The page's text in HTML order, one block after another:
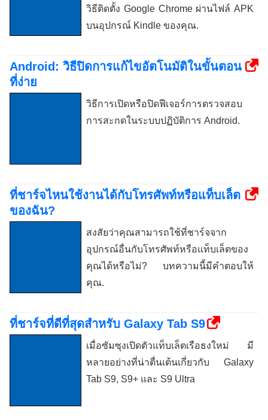
วิธีติดตั้ง Google Chrome ผ่านไฟล์ APK
บนอุปกรณ์ Kindle ของคุณ.
Android: วิธีปิดการแก้ไขอัตโนมัติในขั้นตอน
ที่ง่าย
วิธีการเปิดหรือปิดฟีเจอร์การตรวจสอบ
การสะกดในระบบปฏิบัติการ Android.
ที่ชาร์จไหนใช้งานได้กับโทรศัพท์หรือแท็บเล็ต
ของฉัน?
สงสัยว่าคุณสามารถใช้ที่ชาร์จจาก
อุปกรณ์อื่นกับโทรศัพท์หรือแท็บเล็ตของ
คุณได้หรือไม่? บทความนี้มีคำตอบให้
คุณ.
ที่ชาร์จที่ดีที่สุดสำหรับ Galaxy Tab S9
เมื่อซัมซุงเปิดตัวแท็บเล็ตเรือธงใหม่ มี
หลายอย่างที่น่าตื่นเต้นเกี่ยวกับ Galaxy
Tab S9, S9+ และ S9 Ultra